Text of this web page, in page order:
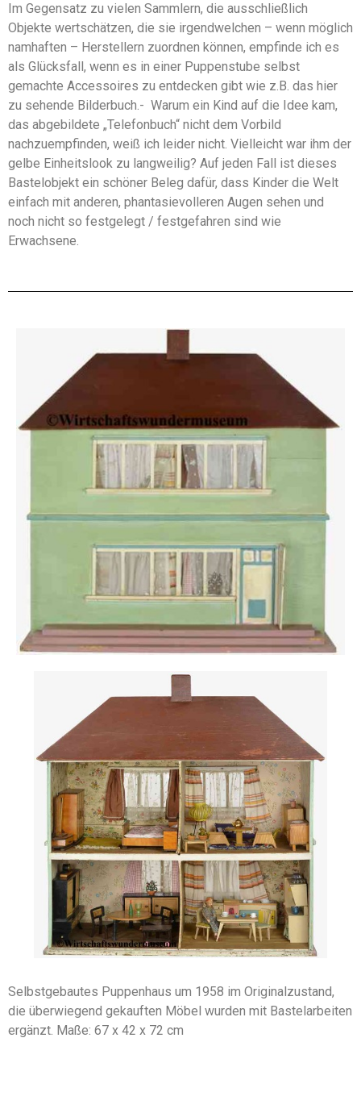
Im Gegensatz zu vielen Sammlern, die ausschließlich
Objekte wertschätzen, die sie irgendwelchen – wenn möglich
namhaften – Herstellern zuordnen können, empfinde ich es
als Glücksfall, wenn es in einer Puppenstube selbst
gemachte Accessoires zu entdecken gibt wie z.B. das hier
zu sehende Bilderbuch.- Warum ein Kind auf die Idee kam,
das abgebildete „Telefonbuch“ nicht dem Vorbild
nachzuempfinden, weiß ich leider nicht. Vielleicht war ihm der
gelbe Einheitslook zu langweilig? Auf jeden Fall ist dieses
Bastelobjekt ein schöner Beleg dafür, dass Kinder die Welt
einfach mit anderen, phantasievolleren Augen sehen und
noch nicht so festgelegt / festgefahren sind wie
Erwachsene.
Selbstgebautes Puppenhaus um 1958 im Originalzustand,
die überwiegend gekauften Möbel wurden mit Bastelarbeiten
ergänzt. Maße: 67 x 42 x 72 cm